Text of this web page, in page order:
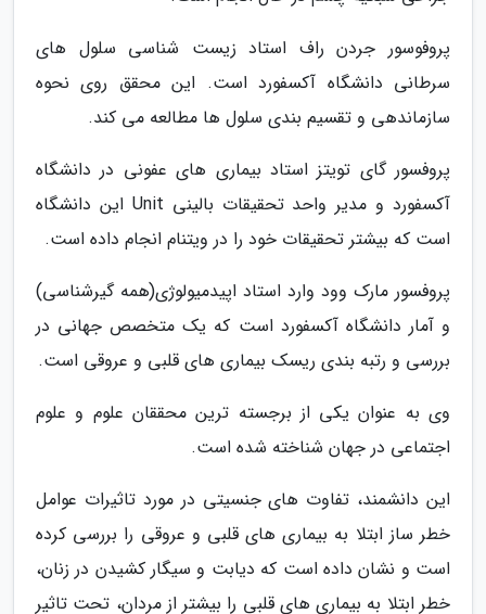
پروفوسور جردن راف استاد زیست شناسی سلول های
سرطانی دانشگاه آکسفورد است. این محقق روی نحوه
سازماندهی و تقسیم بندی سلول ها مطالعه می کند.
پروفسور گای تویتز استاد بیماری های عفونی در دانشگاه
آکسفورد و مدیر واحد تحقیقات بالینی Unit این دانشگاه
است که بیشتر تحقیقات خود را در ویتنام انجام داده است.
پروفسور مارک وود وارد استاد اپیدمیولوژی(همه گیرشناسی)
و آمار دانشگاه آکسفورد است که یک متخصص جهانی در
بررسی و رتبه بندی ریسک بیماری های قلبی و عروقی است.
وی به عنوان یکی از برجسته ترین محققان علوم و علوم
اجتماعی در جهان شناخته شده است.
این دانشمند، تفاوت های جنسیتی در مورد تاثیرات عوامل
خطر ساز ابتلا به بیماری های قلبی و عروقی را بررسی کرده
است و نشان داده است که دیابت و سیگار کشیدن در زنان،
خطر ابتلا به بیماری های قلبی را بیشتر از مردان، تحت تاثیر